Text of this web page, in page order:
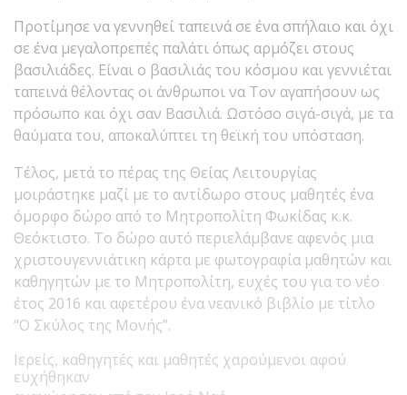
Προτίμησε να γεννηθεί ταπεινά σε ένα σπήλαιο και όχι
σε ένα μεγαλοπρεπές παλάτι όπως αρμόζει στους
βασιλιάδες. Είναι ο βασιλιάς του κόσμου και γεννιέται
ταπεινά θέλοντας οι άνθρωποι να Τον αγαπήσουν ως
πρόσωπο και όχι σαν Βασιλιά. Ωστόσο σιγά-σιγά, με τα
θαύματα του, αποκαλύπτει τη θεϊκή του υπόσταση.
Τέλος, μετά το πέρας της Θείας Λειτουργίας
μοιράστηκε μαζί με το αντίδωρο στους μαθητές ένα
όμορφο δώρο από το Μητροπολίτη Φωκίδας κ.κ.
Θεόκτιστο. Το δώρο αυτό περιελάμβανε αφενός μια
χριστουγεννιάτικη κάρτα με φωτογραφία μαθητών και
καθηγητών με το Μητροπολίτη, ευχές του για το νέο
έτος 2016 και αφετέρου ένα νεανικό βιβλίο με τίτλο
“Ο Σκύλος της Μονής”.
Ιερείς, καθηγητές και μαθητές χαρούμενοι αφού
ευχήθηκαν